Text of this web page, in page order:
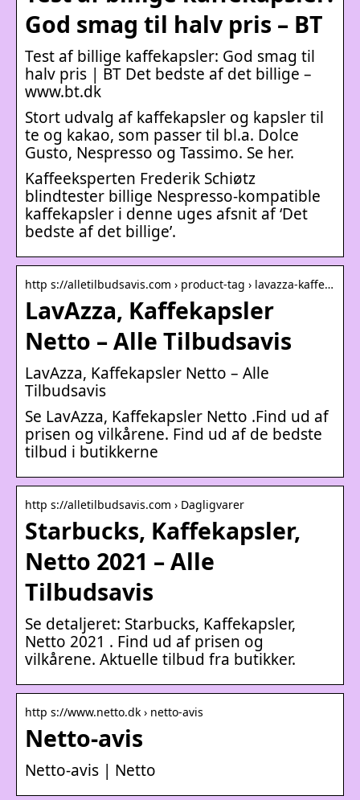
God smag til halv pris – BT
Test af billige kaffekapsler: God smag til
halv pris | BT Det bedste af det billige –
www.bt.dk
Stort udvalg af kaffekapsler og kapsler til
te og kakao, som passer til bl.a. Dolce
Gusto, Nespresso og Tassimo. Se her.
Kaffeeksperten Frederik Schiøtz
blindtester billige Nespresso-kompatible
kaffekapsler i denne uges afsnit af ‘Det
bedste af det billige’.
http s://alletilbudsavis.com › product-tag › lavazza-kaffe…
LavAzza, Kaffekapsler
Netto – Alle Tilbudsavis
LavAzza, Kaffekapsler Netto – Alle
Tilbudsavis
Se LavAzza, Kaffekapsler Netto .Find ud af
prisen og vilkårene. Find ud af de bedste
tilbud i butikkerne
http s://alletilbudsavis.com › Dagligvarer
Starbucks, Kaffekapsler,
Netto 2021 – Alle
Tilbudsavis
Se detaljeret: Starbucks, Kaffekapsler,
Netto 2021 . Find ud af prisen og
vilkårene. Aktuelle tilbud fra butikker.
http s://www.netto.dk › netto-avis
Netto-avis
Netto-avis | Netto